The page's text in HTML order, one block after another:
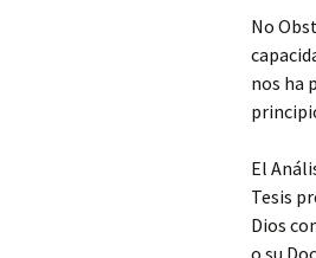
No
nos ha
El
Tesis
Dios
o su